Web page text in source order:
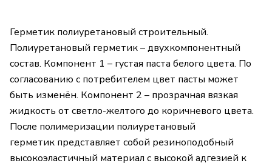
Герметик полиуретановый строительный.
Полиуретановый герметик – двухкомпонентный
состав. Компонент 1 – густая паста белого цвета. По
согласованию с потребителем цвет пасты может
быть изменён. Компонент 2 – прозрачная вязкая
жидкость от светло-желтого до коричневого цвета.
После полимеризации полиуретановый
герметик представляет собой резиноподобный
высокоэластичный материал с высокой адгезией к